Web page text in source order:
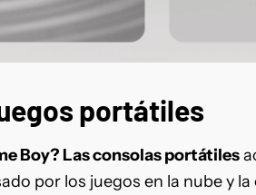
portátiles
Boy? Las consolas portátiles
por los juegos en la nube y